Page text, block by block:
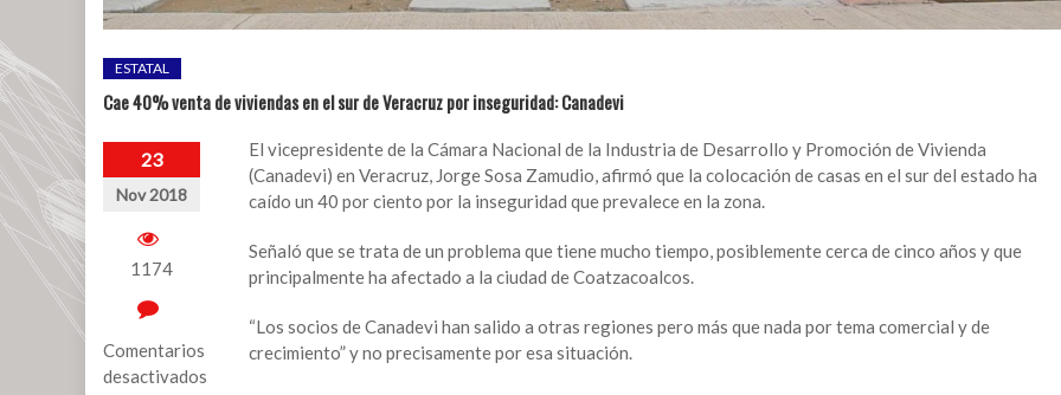
ESTATAL
Cae 40% venta de viviendas en el sur de Veracruz por inseguridad: Canadevi
23
Nov 2018
1174
Comentarios
desactivados
El vicepresidente de la Cámara Nacional de la Industria de Desarrollo y Promoción de Vivienda
(Canadevi) en Veracruz, Jorge Sosa Zamudio, afirmó que la colocación de casas en el sur del estado ha
caído un 40 por ciento por la inseguridad que prevalece en la zona.
Señaló que se trata de un problema que tiene mucho tiempo, posiblemente cerca de cinco años y que
principalmente ha afectado a la ciudad de Coatzacoalcos.
“Los socios de Canadevi han salido a otras regiones pero más que nada por tema comercial y de
crecimiento” y no precisamente por esa situación.